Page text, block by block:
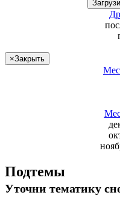
×Закрыть
Подтемы
Уточни тематику